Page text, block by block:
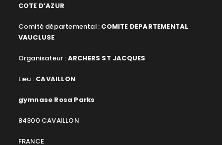
COTE D’AZUR
Comité départemental : COMITE DEPARTEMENTAL
VAUCLUSE
Organisateur : ARCHERS ST JACQUES
Lieu : CAVAILLON
gymnase Rosa Parks
84300 CAVAILLON
FRANCE